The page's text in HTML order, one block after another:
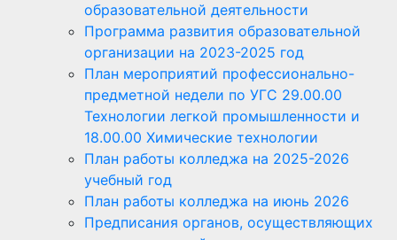
образовательной деятельности
Программа развития образовательной
организации на 2023-2025 год
План мероприятий профессионально-
предметной недели по УГС 29.00.00
Технологии легкой промышленности и
18.00.00 Химические технологии
План работы колледжа на 2025-2026
учебный год
План работы колледжа на июнь 2026
Предписания органов, осуществляющих